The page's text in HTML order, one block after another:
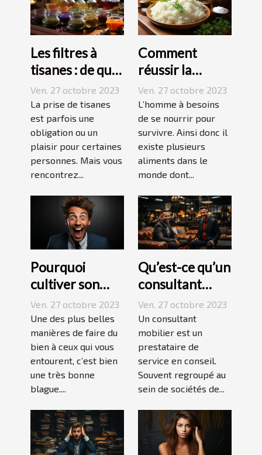
Les filtres à
tisanes : de quoi
s’agit-il ?
Ven. 27 octobre 2023
La prise de tisanes
est parfois une
obligation ou un
plaisir pour certaines
personnes. Mais vous
rencontrez...
Comment
réussir la
préparation du
riz ?
Ven. 27 octobre 2023
L’homme à besoins
de se nourrir pour
survivre. Ainsi donc il
existe plusieurs
aliments dans le
monde dont...
Pourquoi
cultiver son
esprit
humoristique ?
Ven. 27 octobre 2023
Une des plus belles
manières de faire du
bien à ceux qui vous
entourent, c’est bien
une très bonne
blague....
Qu’est-ce qu’un
consultant
mobilier ?
Ven. 27 octobre 2023
Un consultant
mobilier est un
prestataire de
service en conseil.
Souvent regroupé au
sein de sociétés de...